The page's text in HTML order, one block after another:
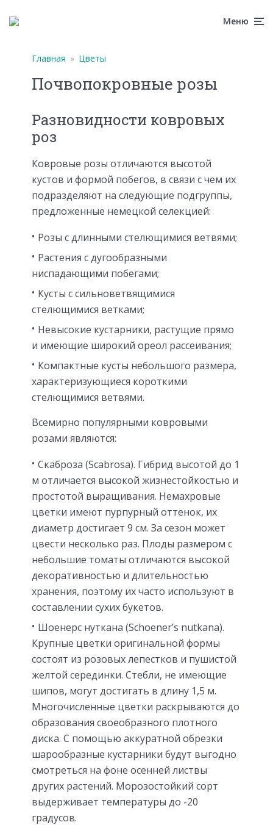
Меню
Главная » Цветы
Почвопокровные розы
Разновидности ковровых
роз
Ковровые розы отличаются высотой
кустов и формой побегов, в связи с чем их
подразделяют на следующие подгруппы,
предложенные немецкой селекцией:
Розы с длинными стелющимися ветвями;
Растения с дугообразными
ниспадающими побегами;
Кусты с сильноветвящимися
стелющимися ветками;
Невысокие кустарники, растущие прямо
и имеющие широкий ореол рассеивания;
Компактные кусты небольшого размера,
характеризующиеся короткими
стелющимися ветвями.
Всемирно популярными ковровыми
розами являются:
Скаброза (Scabrosa). Гибрид высотой до 1
м отличается высокой жизнестойкостью и
простотой выращивания. Немахровые
цветки имеют пурпурный оттенок, их
диаметр достигает 9 см. За сезон может
цвести несколько раз. Плоды размером с
небольшие томаты отличаются высокой
декоративностью и длительностью
хранения, поэтому их часто используют в
составлении сухих букетов.
Шоенерс нуткана (Schoener’s nutkana).
Крупные цветки оригинальной формы
состоят из розовых лепестков и пушистой
желтой серединки. Стебли, не имеющие
шипов, могут достигать в длину 1,5 м.
Многочисленные цветки раскрываются до
образования своеобразного плотного
диска. С помощью аккуратной обрезки
шарообразные кустарники будут выгодно
смотреться на фоне осенней листвы
других растений. Морозостойкий сорт
выдерживает температуры до -20
градусов.